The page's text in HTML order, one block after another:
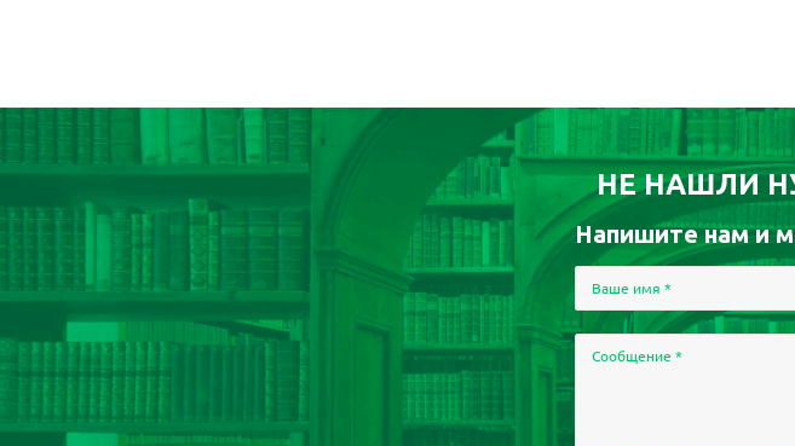
НЕ НАШЛИ
Напишите нам и
Ваше имя *
Сообщение *